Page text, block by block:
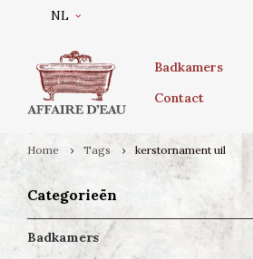
NL
Badkamers
Contact
Home Tags kerstornament uil
Categorieën
Badkamers